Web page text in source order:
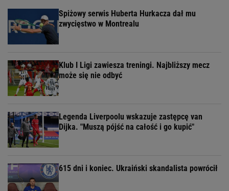
Spiżowy serwis Huberta Hurkacza dał mu
zwycięstwo w Montrealu
Klub I Ligi zawiesza treningi. Najbliższy mecz
może się nie odbyć
Legenda Liverpoolu wskazuje zastępcę van
Dijka. "Muszą pójść na całość i go kupić"
615 dni i koniec. Ukraiński skandalista powrócił